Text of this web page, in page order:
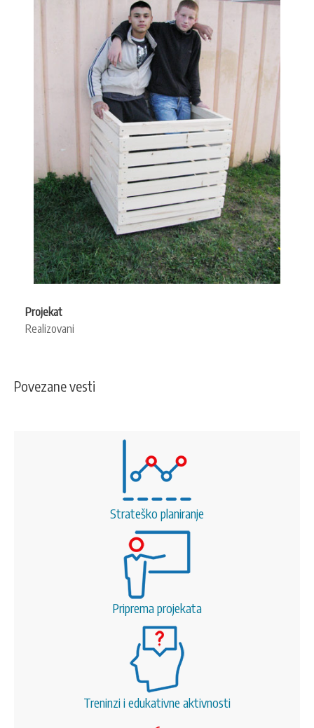
Projekat
Realizovani
Povezane vesti
Strateško planiranje
Priprema projekata
Treninzi i edukativne aktivnosti